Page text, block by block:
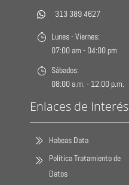
313 389 4627
Lunes - Viernes:
07:00 am - 04:00 pm
Sábados:
08:00 a.m. - 12:00 p.m.
Enlaces de Interés
Habeas Data
Política Tratamiento de
Datos